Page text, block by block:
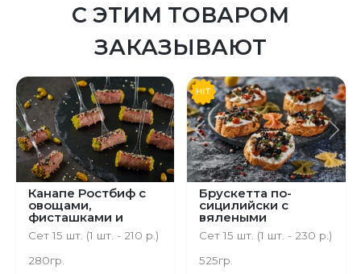
С ЭТИМ ТОВАРОМ
ЗАКАЗЫВАЮТ
Канапе Ростбиф с
овощами,
фисташками и
кунжутом
Сет 15 шт. (1 шт. - 210 р.)
280гр.
Предыдущий
Брускетта по-
сицилийски с
вялеными
томатами и
оливками
Сет 15 шт. (1 шт. - 230 р.)
525гр.